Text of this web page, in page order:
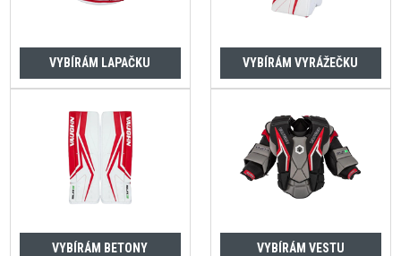
VYBÍRÁM LAPAČKU VYBÍRÁM VYRÁŽEČKU
VYBÍRÁM BETONY VYBÍRÁM VESTU